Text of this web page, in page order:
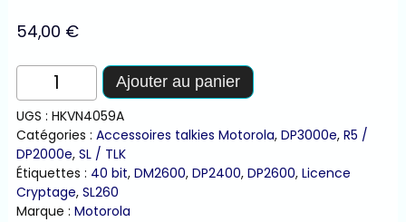
54,00 €
quantité
Licence
Cryptage
40
bit
Ajouter au panier
UGS : HKVN4059A
Catégories : Accessoires talkies Motorola, DP3000e, R5 /
DP2000e, SL / TLK
Étiquettes : 40 bit, DM2600, DP2400, DP2600, Licence
Cryptage, SL260
Marque : Motorola